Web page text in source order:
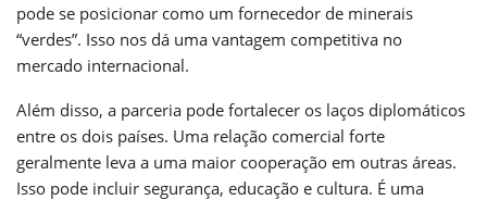
pode se posicionar como um fornecedor de minerais
“verdes”. Isso nos dá uma vantagem competitiva no
mercado internacional.
Além disso, a parceria pode fortalecer os laços diplomáticos
entre os dois países. Uma relação comercial forte
geralmente leva a uma maior cooperação em outras áreas.
Isso pode incluir segurança, educação e cultura. É uma